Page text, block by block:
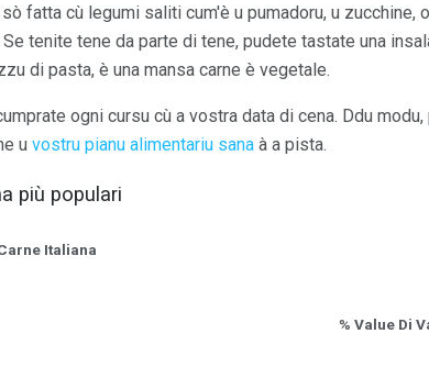
fatta cù legumi saliti cum'è u pumadoru, u zucchine,
Se tenite tene da parte di tene, pudete tastate una
di pasta, è una mansa carne è vegetale.
ogni cursu cù a vostra data di cena. Ddu
u vostru pianu alimentariu sana à a pista.
più populari
Italiana
% Value Di